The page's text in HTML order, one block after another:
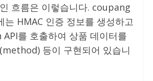
흐름은 이렇습니다. coupang
는 HMAC 인증 정보를 생성하고
API를 호출하여 상품 데이터를
등이 구현되어 있습니